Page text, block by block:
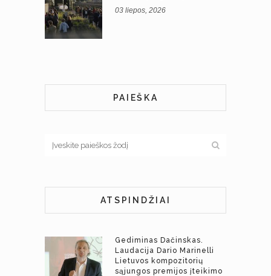
03 liepos, 2026
PAIEŠKA
ATSPINDŽIAI
Gediminas Dačinskas.
Laudacija Dario Marinelli
Lietuvos kompozitorių
sąjungos premijos įteikimo